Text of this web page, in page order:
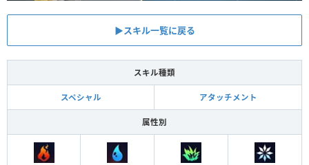
▶︎スキル一覧に戻る
スキル種類
スペシャル アタッチメント
属性別